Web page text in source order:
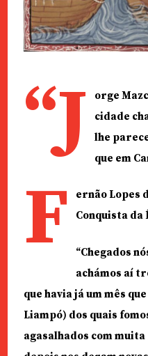
“J
orge
cidade
lhe
que em
F
ernão Lopes
Conquista da
“Chegados
achámos aí
que havia já um mês
Liampó) dos quais
agasalhados com